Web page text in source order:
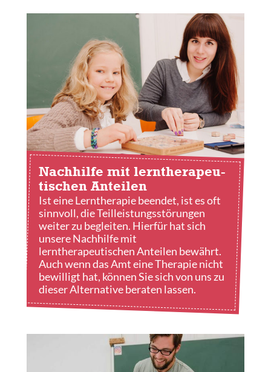
Nachhilfe mit lerntherapeu­
tischen Anteilen
Ist eine Lerntherapie beendet, ist es oft
sinnvoll, die Teilleistungsstörungen
weiter zu begleiten. Hierfür hat sich
unsere Nachhilfe mit
lerntherapeutischen Anteilen bewährt.
Auch wenn das Amt eine Therapie nicht
bewilligt hat, können Sie sich von uns zu
dieser Alternative beraten lassen.